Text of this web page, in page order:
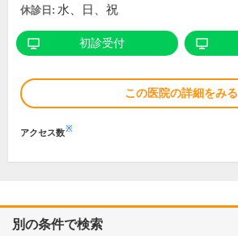
休診日: 水、日、祝
初診受付
この医院の詳細をみる
アクセス数※
別の条件で検索